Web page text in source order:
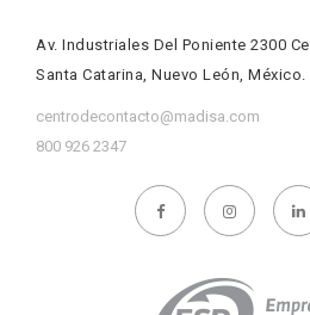
Av. Industriales Del Poniente 2300
Santa Catarina, Nuevo León, México.
centrodecontacto@madisa.com
800 926 2347